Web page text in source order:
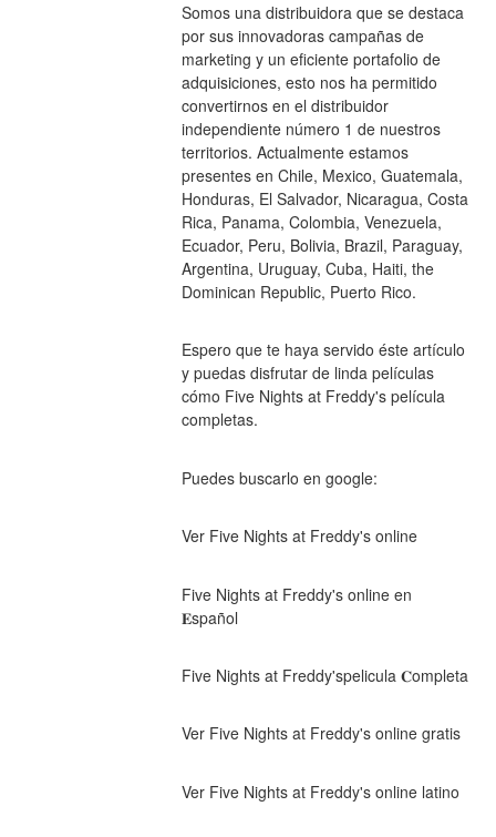
Somos una distribuidora que se destaca
por sus innovadoras campañas de
marketing y un eficiente portafolio de
adquisiciones, esto nos ha permitido
convertirnos en el distribuidor
independiente número 1 de nuestros
territorios. Actualmente estamos
presentes en Chile, Mexico, Guatemala,
Honduras, El Salvador, Nicaragua, Costa
Rica, Panama, Colombia, Venezuela,
Ecuador, Peru, Bolivia, Brazil, Paraguay,
Argentina, Uruguay, Cuba, Haiti, the
Dominican Republic, Puerto Rico.
Espero que te haya servido éste artículo
y puedas disfrutar de linda películas
cómo Five Nights at Freddy's película
completas.
Puedes buscarlo en google:
Ver Five Nights at Freddy's online
Five Nights at Freddy's online en
𝐄spañol
Five Nights at Freddy'spelicula 𝐂ompleta
Ver Five Nights at Freddy's online gratis
Ver Five Nights at Freddy's online latino